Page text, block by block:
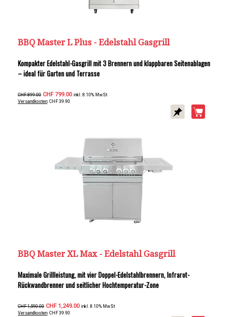
BBQ Master L Plus - Edelstahl Gasgrill
Kompakter Edelstahl-Gasgrill mit 3 Brennern und klappbaren Seitenablagen
– ideal für Garten und Terrasse
CHF 899.00 CHF 799.00 inkl. 8.10% MwSt
Versandkosten: CHF 39.90
BBQ Master XL Max - Edelstahl Gasgrill
Maximale Grillleistung, mit vier Doppel-Edelstahlbrennern, Infrarot-
Rückwandbrenner und seitlicher Hochtemperatur-Zone
CHF 1,590.00 CHF 1,249.00 inkl. 8.10% MwSt
Versandkosten: CHF 39.90